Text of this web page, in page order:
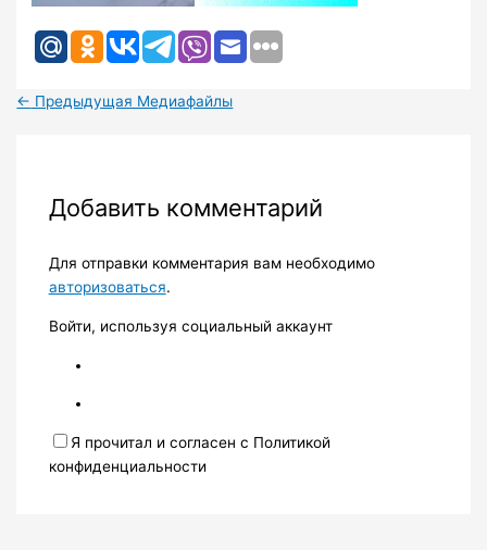
← Предыдущая Медиафайлы
Добавить комментарий
Для отправки комментария вам необходимо
авторизоваться.
Войти, используя социальный аккаунт
Я прочитал и согласен с Политикой
конфиденциальности